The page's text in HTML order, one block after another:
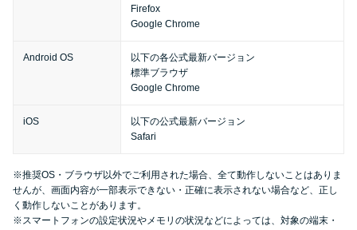
法2選
街金とは？絶対審査通る？借金
に悩む人へ街金をおすすめしな
やシステムをカードローンと比
較
Firefox
Google Chrome
Android OS
以下の各公式最新バージョン
標準ブラウザ
Google Chrome
iOS
以下の公式最新バージョン
Safari
※推奨OS・ブラウザ以外でご利用された場合、全て動作しないことはありま
せんが、画面内容が一部表示できない・正確に表示されない場合など、正し
く動作しないことがあります。
※スマートフォンの設定状況やメモリの状況などによっては、対象の端末・